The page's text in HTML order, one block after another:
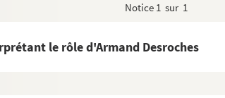
Notice 1 sur 1
le rôle d'Armand Desroches
: pièce en 3 actes. 1906